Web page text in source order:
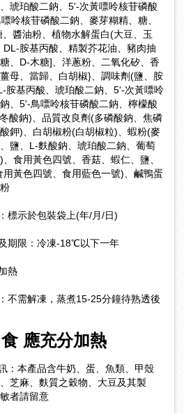
琥珀酸二鈉、5'-次黃嘌呤核苷磷酸
呤核苷磷酸二鈉、麥芽糊精、糖、
醬油粉、植物水解蛋白(大豆、玉
DL-胺基丙酸、精製芥花油、豬肉抽
、D-木糖]、洋蔥粉、二氧化矽、香
母、當歸、白胡椒}、調味劑(鹽、胺
胺基丙酸、琥珀酸二鈉、5'-次黃嘌呤
、5'-鳥嘌呤核苷磷酸二鈉、檸檬酸
酸鈉)、品質改良劑(多磷酸鈉、焦磷
鉀)、白胡椒粉(白胡椒粒)、蝦粉(麥
鹽、L-麩酸鈉、琥珀酸二鈉、葡萄
食用黃色四號、香菇、蝦仁、鹽、
用黃色四號、食用藍色一號)、鹹鴨蛋
標示於包裝袋上(年/月/日)
期限 ： 冷凍-18℃以下一年
熱
不需解凍，蒸煮15-25分鐘待熟透後
應充分加熱
：本產品含牛奶、 蛋、魚類、甲殼
芝麻、麩質之穀物、 大豆及其製
者請留意